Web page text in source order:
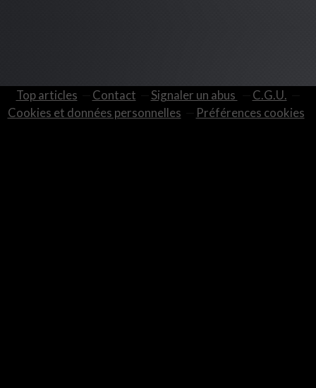
Top articles Contact Signaler un abus
C.G.U.
Cookies et données personnelles
Préférences cookies